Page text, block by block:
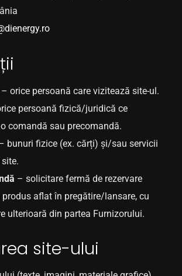
– orice persoană care vizitează site-ul.
persoană fizică/juridică ce
comandă sau precomandă.
bunuri fizice (ex. cărți) și/sau servicii
– solicitare fermă de rezervare
produs aflat în pregătire/lansare, cu
ulterioară din partea Furnizorului.
site-ului